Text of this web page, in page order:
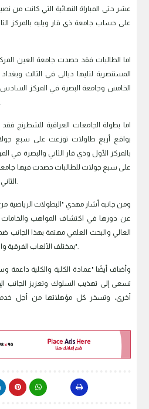
عشر حتى المباراة النهائية التي كانت من
على حساب جامعة ذي قار ويليه بالمركز
اما الطالبات فقد حصدت جامعة العين
المستنصرية لتليها ديالى في الثالث
الخامس وجامعة البصرة في المركز السادس
وذي قار في المركز الثامن والأخير.
اما بطولة الجامعات العراقية للشطرنج
بواقع أربع طاولات توزعت على سبع
بالمركز الأول وذي قار الثاني والبصرة في
على سبع جولات للطالبات حصدت فيها جامعة
الثاني والتقنية الجنوبية في المركز الثالث.
ومن جانبه أشار مهدي "البطولات الرياضية
عن دورها في اكتشاف المواهب والخامات
العالي والبحث العلمي مهتمة بهذا
بمختلف الألعاب الفرقية والفردية على مدار الموسم الدراسي".
وأضاف أيضًا "عمادة الكلية والكلية داعمة
تسعى إلى تهذيب السلوك وتعزيز الجانب
أخرى، وتسخر كل مؤهلاتها من أجل خدمة